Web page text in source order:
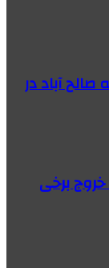
آباد در
برخی